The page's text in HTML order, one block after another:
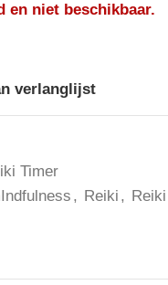
en niet beschikbaar.
verlanglijst
Timer
, Reiki , Reiki